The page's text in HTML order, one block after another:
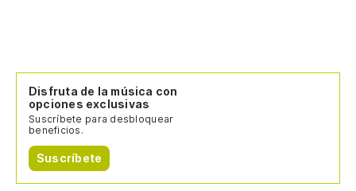
Disfruta de la música con
opciones exclusivas
Suscríbete para desbloquear
beneficios.
Suscríbete